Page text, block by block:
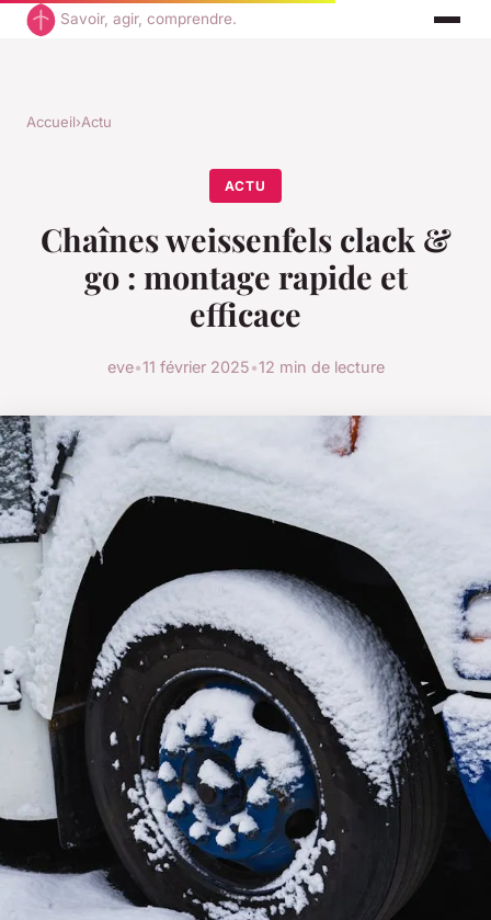
Savoir, agir, comprendre.
Accueil›Actu
ACTU
Chaînes weissenfels clack &
go : montage rapide et
efficace
eve•11 février 2025•12 min de lecture